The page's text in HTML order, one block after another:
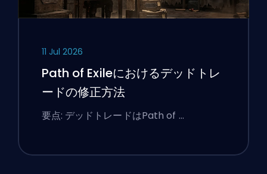
11 Jul 2026
Path of Exileにおけるデッドトレ
ードの修正方法
要点: デッドトレードはPath of …